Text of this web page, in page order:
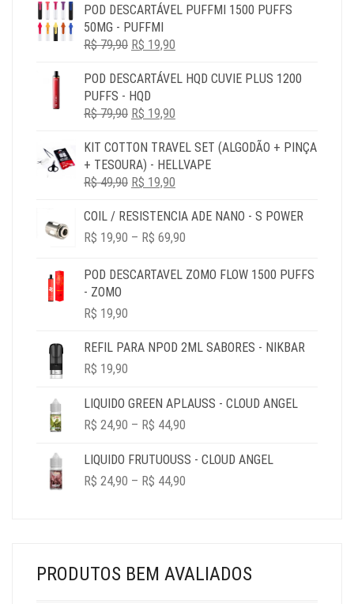
POD DESCARTÁVEL PUFFMI 1500 PUFFS
50MG - PUFFMI
R$79,90 O
ORIGINAL
ERA:
R$ 79,90.
R$ 19,90
ATUAL
POD DESCARTÁVEL HQD CUVIE PLUS 1200
PUFFS - HQD
R$79,90 O
ORIGINAL
ERA:
R$ 79,90.
R$ 19,90
ATUAL
É:
KIT COTTON TRAVEL SET (ALGODÃO + PINÇA
+ TESOURA) - HELLVAPE
R$49,90 O
ORIGINAL
ERA:
R$ 19,90
ATUAL
É:
COIL / RESISTENCIA ADE NANO - S POWER
R$ 19,90 – R$ 69,90
R$ 19,90
POD DESCARTAVEL ZOMO FLOW 1500 PUFFS
- ZOMO
R$ 19,90
REFIL PARA NPOD 2ML SABORES - NIKBAR
R$ 19,90
LIQUIDO GREEN APLAUSS - CLOUD ANGEL
R$ 24,90 – R$ 44,90
R$ 24,90
LIQUIDO FRUTUOUSS - CLOUD ANGEL
R$ 24,90 – R$ 44,90
PRODUTOS BEM AVALIADOS